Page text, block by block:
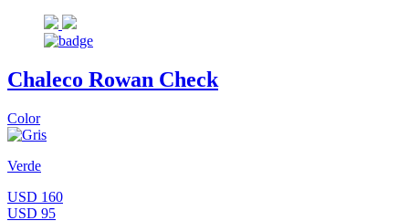
Chaleco Rowan Check
Color
Verde
USD 160
USD 95